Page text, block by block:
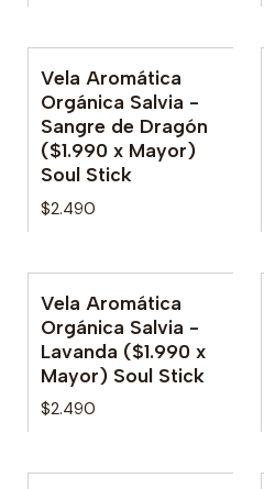
Vela Aromática
Orgánica Salvia -
Sangre de Dragón
($1.990 x Mayor)
Soul Stick
$2.490
Vela Aromática
Orgánica Salvia -
Lavanda ($1.990 x
Mayor) Soul Stick
$2.490